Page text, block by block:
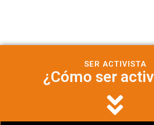
SER ACTIVISTA
¿Cómo ser